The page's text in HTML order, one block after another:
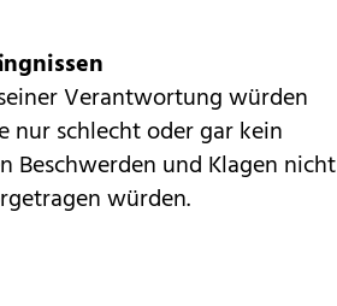
Verantwortung würden
nur schlecht oder gar kein
Beschwerden und Klagen nicht
würden.